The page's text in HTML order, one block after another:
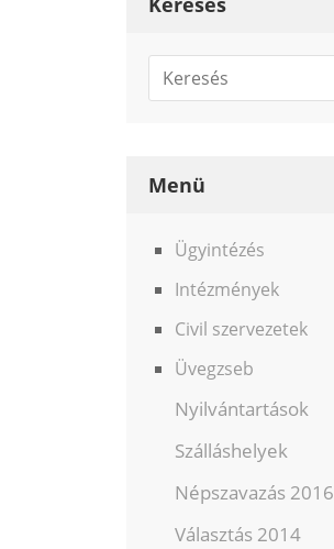
Menü
Ügyintézés
Intézmények
Civil szervezetek
Üvegzseb
Nyilvántartások
Szálláshelyek
Népszavazás 2016
Választás 2014